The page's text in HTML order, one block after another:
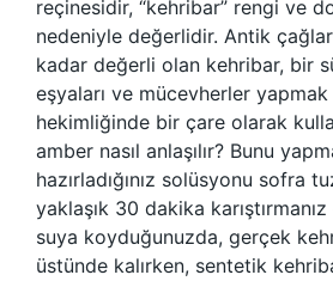
reçinesidir, “kehribar” rengi ve
nedeniyle değerlidir. Antik
kadar değerli olan kehribar, bir
eşyaları ve mücevherler
hekimliğinde bir çare olarak
amber nasıl anlaşılır? Bunu
hazırladığınız solüsyonu sofra
yaklaşık 30 dakika
suya koyduğunuzda, gerçek
üstünde kalırken, sentetik